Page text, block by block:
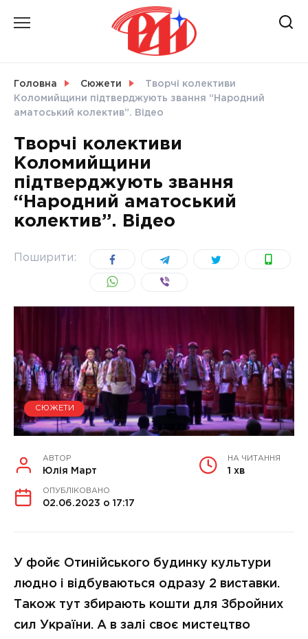
СВІТ
УКРАЇНА
Головна Сюжети
Творчі колективи
Коломийщини підтверджують звання “Народний
аматоський колектив”. Відео
Творчі колективи
Коломийщини
підтверджують звання
“Народний аматоський
колектив”. Відео
Поширити:
СЮЖЕТИ
АВТОР
Юлія Март
НА ЧИТАННЯ
1 хв
ОПУБЛІКОВАНО
02.06.2023 о 17:17
У фойє Отинійського будинку культури
людно і відбуваються одразу 2 виставки.
Також тут збирають кошти для Збройних
сил України. А в залі своє мистецтво